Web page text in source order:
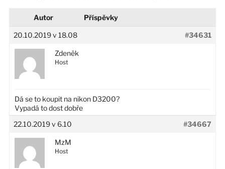
Autor Příspěvky
20.10.2019 v 18.08 #34631
Zdeněk
Host
Dá se to koupit na nikon D3200?
Vypadá to dost dobře
22.10.2019 v 6.10
#34667
MzM
Host